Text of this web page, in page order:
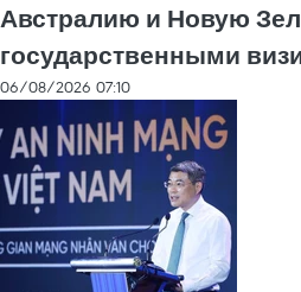
Австралию и Новую
государственными
06/08/2026 07:10